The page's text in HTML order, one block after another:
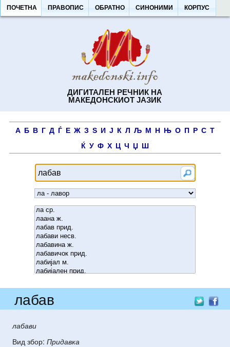
ДИГИТАЛЕН РЕЧНИК НА
МАКЕДОНСКИОТ ЈАЗИК
ПОЧЕТНА ПРАВОПИС ОБРАТНО СИНОНИМИ КОРПУС
А Б В Г Д Ѓ Е Ж З Ѕ И Ј К Л Љ М Н Њ О П Р С Т
Ќ У Ф Х Ц Ч Џ Ш
лабав
лабави
Вид збор: Придавка